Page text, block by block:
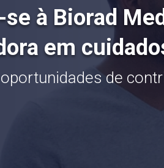
à Biorad
em
de